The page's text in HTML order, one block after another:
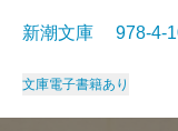
新潮文庫 978-4-
文庫電子書籍あり